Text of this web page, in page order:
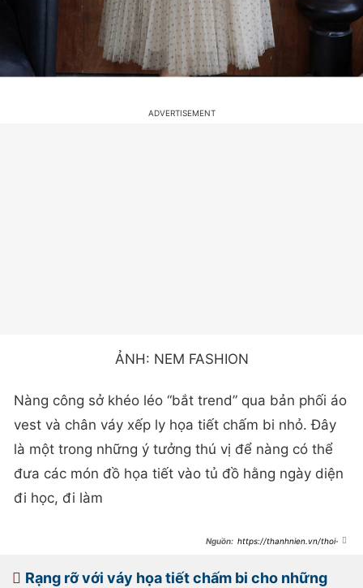
ẢNH: NEM FASHION
Nàng công sở khéo léo “bắt trend” qua bản phối áo
vest và chân váy xếp ly họa tiết chấm bi nhỏ. Đây
là một trong những ý tưởng thú vị để nàng có thể
đưa các món đồ họa tiết vào tủ đồ hằng ngày diện
đi học, đi làm
https://thanhnien.vn/thoi-
mua-185260608103346721.htm